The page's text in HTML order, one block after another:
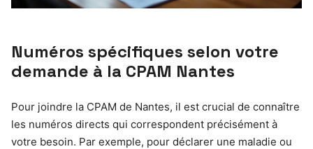
Numéros spécifiques selon votre
demande à la CPAM Nantes
Pour joindre la CPAM de Nantes, il est crucial de connaître
les numéros directs qui correspondent précisément à
votre besoin. Par exemple, pour déclarer une maladie ou